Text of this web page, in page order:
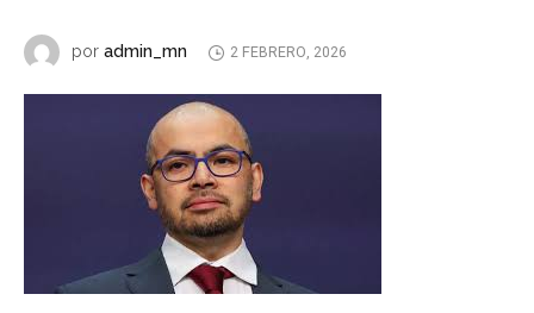
por admin_mn 2 FEBRERO, 2026